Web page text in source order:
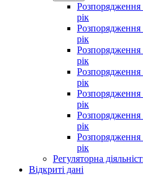
Розпорядження
рік
Розпорядження
рік
Розпорядження
рік
Розпорядження
рік
Розпорядження
рік
Розпорядження
рік
Розпорядження
рік
Регуляторна
Відкриті дані